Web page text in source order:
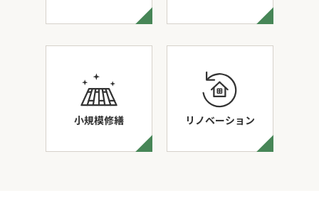
小規模修繕 リノベーション